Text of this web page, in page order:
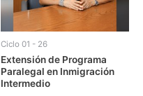
Ciclo 01 - 26
Extensión de Programa
Paralegal en Inmigración
Intermedio
se
pueden
elegir
en
la